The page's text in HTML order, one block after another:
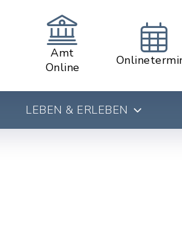
Amt
Online
LEBEN & ERLEBEN